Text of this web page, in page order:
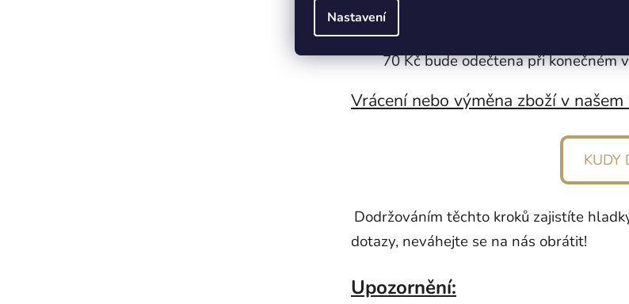
Nastavenívrátí k nám.
Bez poplatků na pobočce:
Na
70 Kč bude odečtena při konečném
Vrácení nebo výměna zboží v
KUDY
Dodržováním těchto kroků zajistíte
dotazy, neváhejte se na nás obrátit!
Upozornění: